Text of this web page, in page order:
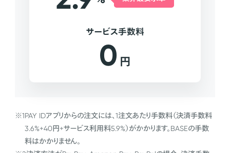
サービス手数料
0 円
※1PAY IDアプリからの注文には、1注文あたり手数料（決済手数料
3.6%+40円+サービス利用料5.9%）がかかります。BASEの手数
料はかかりません。